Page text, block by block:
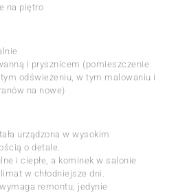
na piętro
i prysznicem (pomieszczenie
odświeżeniu, w tym malowaniu i
na nowe)
urządzona w wysokim
o detale.
i ciepłe, a kominek w salonie
w chłodniejsze dni.
remontu, jedynie